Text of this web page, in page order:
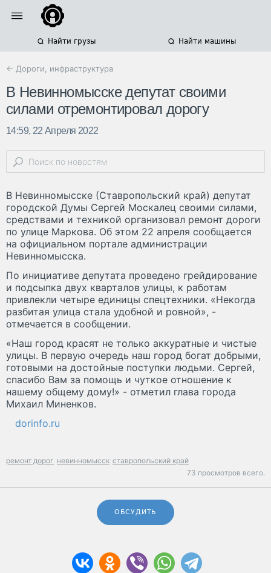
Найти грузы Найти машины
← Дороги, инфраструктура
В Невинномысске депутат своими
силами отремонтировал дорогу
14:59, 22 Апреля 2022
В Невинномысске (Ставропольский край) депутат
городской Думы Сергей Москалец своими силами,
средствами и техникой организовал ремонт дороги
по улице Маркова. Об этом 22 апреля сообщается
на официальном портале администрации
Невинномысска.
По инициативе депутата проведено грейдирование
и подсыпка двух кварталов улицы, к работам
привлекли четыре единицы спецтехники. «Некогда
разбитая улица стала удобной и ровной», -
отмечается в сообщении.
«Наш город красят не только аккуратные и чистые
улицы. В первую очередь наш город богат добрыми,
готовыми на достойные поступки людьми. Сергей,
спасибо Вам за помощь и чуткое отношение к
нашему общему дому!» - отметил глава города
Михаил Миненков.
dorinfo.ru
ремонт дорог невинномысск ставропольский край
73 просмотров всего.
ОБСУДИТЬ